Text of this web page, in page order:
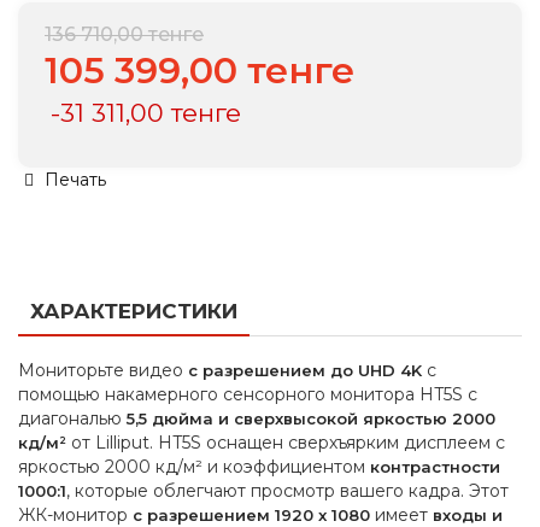
136 710,00 тенге
105 399,00 тенге
-31 311,00 тенге
Печать
ХАРАКТЕРИСТИКИ
Мониторьте видео с разрешением до UHD 4K с
помощью накамерного сенсорного монитора HT5S с
диагональю 5,5 дюйма и сверхвысокой яркостью 2000
кд/м² от Lilliput. HT5S оснащен сверхъярким дисплеем с
яркостью 2000 кд/м² и коэффициентом контрастности
1000:1, которые облегчают просмотр вашего кадра. Этот
ЖК-монитор с разрешением 1920 x 1080 имеет входы и